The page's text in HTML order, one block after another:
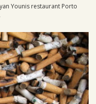
Younis restaurant Porto